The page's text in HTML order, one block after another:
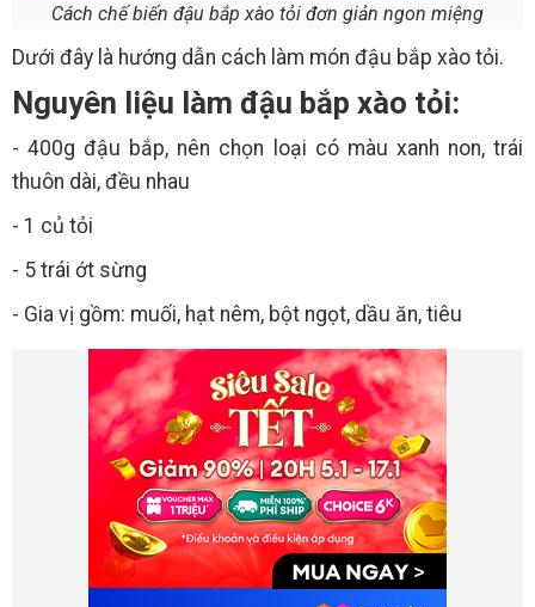
Cách chế biến đậu bắp xào tỏi đơn giản ngon miệng
Dưới đây là hướng dẫn cách làm món đậu bắp xào tỏi.
Nguyên liệu làm đậu bắp xào tỏi:
- 400g đậu bắp, nên chọn loại có màu xanh non, trái
thuôn dài, đều nhau
- 1 củ tỏi
- 5 trái ớt sừng
- Gia vị gồm: muối, hạt nêm, bột ngọt, dầu ăn, tiêu